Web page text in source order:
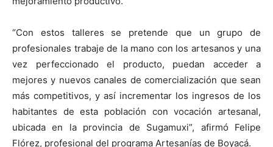
“Con estos talleres se pretende que un grupo de
profesionales trabaje de la mano con los artesanos y una
vez perfeccionado el producto, puedan acceder a
mejores y nuevos canales de comercialización que sean
más competitivos, y así incrementar los ingresos de los
habitantes de esta población con vocación artesanal,
ubicada en la provincia de Sugamuxi”, afirmó Felipe
Flórez, profesional del programa Artesanías de Boyacá.